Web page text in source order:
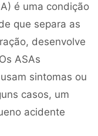
é uma condição
que separa as
desenvolve
ASAs
sintomas ou
casos, um
acidente